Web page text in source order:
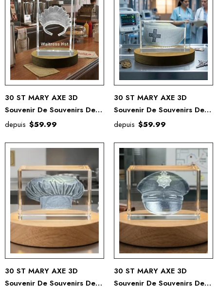
30 ST MARY AXE 3D
Souvenir De Souvenirs De
Cristal Gravé Gravé
depuis $59.99
30 ST MARY AXE 3D
Souvenir De Souvenirs De
Cristal Gravé Gravé
depuis $59.99
30 ST MARY AXE 3D
Souvenir De Souvenirs De
30 ST MARY AXE 3D
Souvenir De Souvenirs De